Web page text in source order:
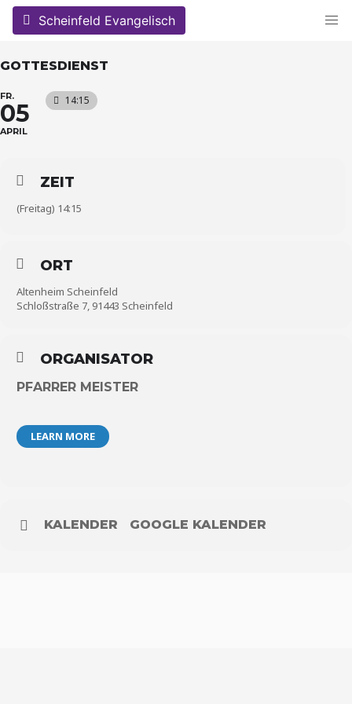
Skip
Scheinfeld Evangelisch
GOTTESDIENST
FR.
05
APRIL
14:15
ZEIT
(Freitag) 14:15
ORT
Altenheim Scheinfeld
Schloßstraße 7, 91443 Scheinfeld
ORGANISATOR
PFARRER MEISTER
LEARN MORE
KALENDER GOOGLE KALENDER